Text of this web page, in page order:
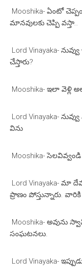
Mooshika- ఏంటో
మానవులకు చెప్పి వస్తా..
Lord Vinayaka-
చేస్తారు?
Mooshika- ఇలా వెళ్లి
Lord Vinayaka-
విను
Mooshika-
Lord Vinayaka- మా
ప్రాణం పోస్తున్నారు.
Mooshika-
సంఘటనలు.
Lord Vinayaka-